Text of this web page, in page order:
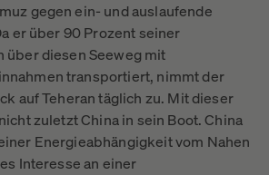
gegen ein- und auslaufende
er über 90 Prozent seiner
diesen Seeweg mit
transportiert, nimmt der
auf Teheran täglich zu. Mit dieser
zuletzt China in sein Boot. China
Energieabhängigkeit vom Nahen
Interesse an einer